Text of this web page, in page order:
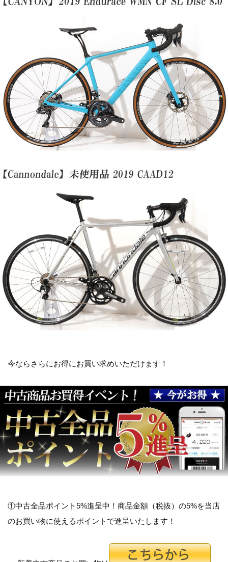
今ならさらにお得にお買い求めいただけます！
①中古全品ポイント5%進呈中！商品金額（税抜）の5%を当店
のお買い物に使えるポイントで進呈いたします！